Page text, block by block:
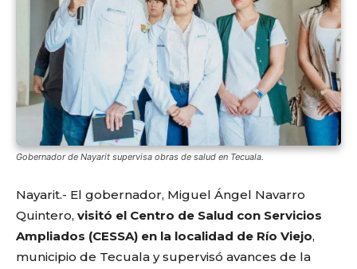
Gobernador de Nayarit supervisa obras de salud en Tecuala.
Nayarit.- El gobernador, Miguel Ángel Navarro
Quintero, visitó el Centro de Salud con Servicios
Ampliados (CESSA) en la localidad de Río Viejo,
municipio de Tecuala y supervisó avances de la